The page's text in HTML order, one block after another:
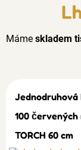
Máme skladem
Jednodruhová
100 červených
TORCH 60 cm